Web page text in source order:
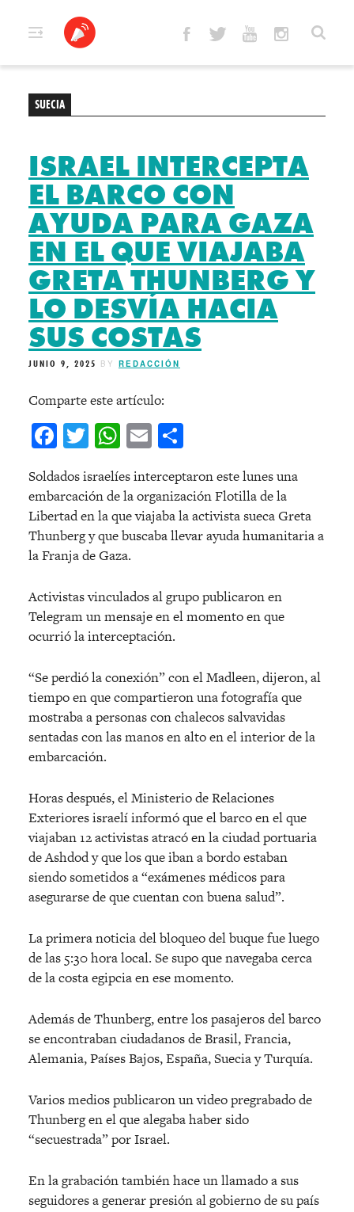
SUECIA
ISRAEL INTERCEPTA
EL BARCO CON
AYUDA PARA GAZA
EN EL QUE VIAJABA
GRETA THUNBERG Y
LO DESVÍA HACIA
SUS COSTAS
JUNIO 9, 2025 BY REDACCIÓN
Comparte este artículo:
Facebook
Twitter
WhatsApp
Email
Soldados israelíes interceptaron este lunes una
embarcación de la organización Flotilla de la
Libertad en la que viajaba la activista sueca Greta
Thunberg y que buscaba llevar ayuda humanitaria a
la Franja de Gaza.
Activistas vinculados al grupo publicaron en
Telegram un mensaje en el momento en que
ocurrió la interceptación.
“Se perdió la conexión” con el Madleen, dijeron, al
tiempo en que compartieron una fotografía que
mostraba a personas con chalecos salvavidas
sentadas con las manos en alto en el interior de la
embarcación.
Horas después, el Ministerio de Relaciones
Exteriores israelí informó que el barco en el que
viajaban 12 activistas atracó en la ciudad portuaria
de Ashdod y que los que iban a bordo estaban
siendo sometidos a “exámenes médicos para
asegurarse de que cuentan con buena salud”.
La primera noticia del bloqueo del buque fue luego
de las 5:30 hora local. Se supo que navegaba cerca
de la costa egipcia en ese momento.
Además de Thunberg, entre los pasajeros del barco
se encontraban ciudadanos de Brasil, Francia,
Alemania, Países Bajos, España, Suecia y Turquía.
Varios medios publicaron un video pregrabado de
Thunberg en el que alegaba haber sido
“secuestrada” por Israel.
En la grabación también hace un llamado a sus
seguidores a generar presión al gobierno de su país